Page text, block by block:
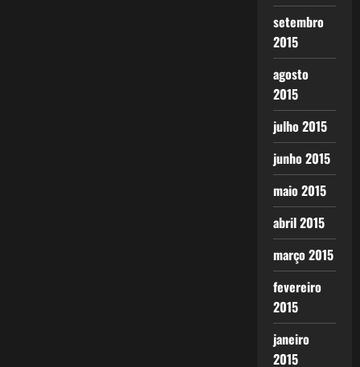
setembro
2015
agosto
2015
julho 2015
junho 2015
maio 2015
abril 2015
março 2015
fevereiro
2015
janeiro
2015